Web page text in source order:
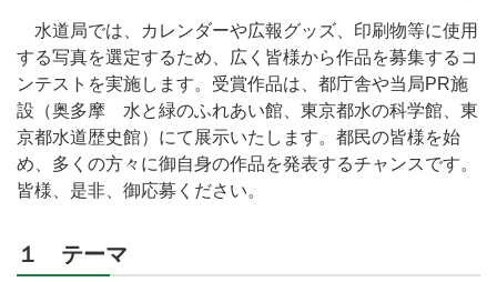
水道局では、カレンダーや広報グッズ、印刷物等に使用
する写真を選定するため、広く皆様から作品を募集するコ
ンテストを実施します。受賞作品は、都庁舎や当局PR施
設（奥多摩 水と緑のふれあい館、東京都水の科学館、東
京都水道歴史館）にて展示いたします。都民の皆様を始
め、多くの方々に御自身の作品を発表するチャンスです。
皆様、是非、御応募ください。
１ テーマ